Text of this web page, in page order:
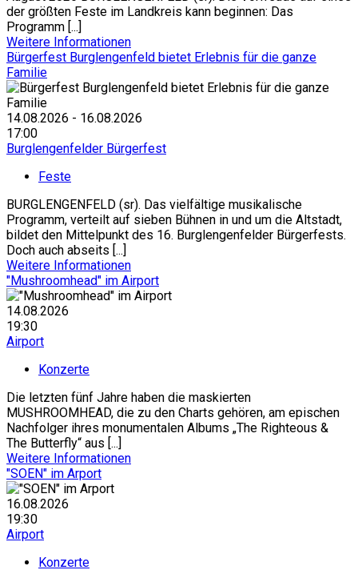
der größten Feste im Landkreis kann beginnen: Das
Programm [...]
Weitere Informationen
Bürgerfest Burglengenfeld bietet Erlebnis für die ganze
Familie
14.08.2026 - 16.08.2026
17:00
Burglengenfelder Bürgerfest
Feste
BURGLENGENFELD (sr). Das vielfältige musikalische
Programm, verteilt auf sieben Bühnen in und um die Altstadt,
bildet den Mittelpunkt des 16. Burglengenfelder Bürgerfests.
Doch auch abseits [...]
Weitere Informationen
"Mushroomhead" im Airport
14.08.2026
19:30
Airport
Konzerte
Die letzten fünf Jahre haben die maskierten
MUSHROOMHEAD, die zu den Charts gehören, am epischen
Nachfolger ihres monumentalen Albums „The Righteous &
The Butterfly“ aus [...]
Weitere Informationen
"SOEN" im Arport
16.08.2026
19:30
Airport
Konzerte